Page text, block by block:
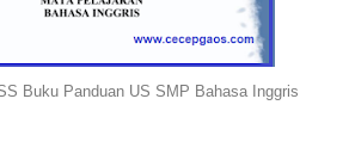
Buku Panduan US SMP Bahasa Inggris